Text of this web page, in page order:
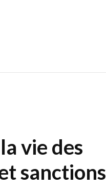
vie des
sanctions